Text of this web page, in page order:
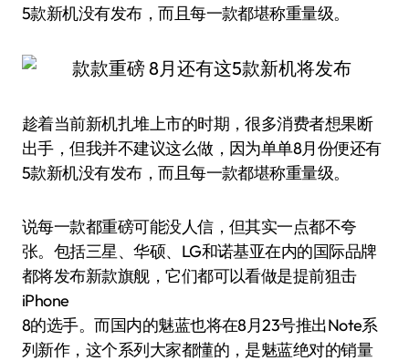
5款新机没有发布，而且每一款都堪称重量级。
趁着当前新机扎堆上市的时期，很多消费者想果断
出手，但我并不建议这么做，因为单单8月份便还有
5款新机没有发布，而且每一款都堪称重量级。
说每一款都重磅可能没人信，但其实一点都不夸
张。包括三星、华硕、LG和诺基亚在内的国际品牌
都将发布新款旗舰，它们都可以看做是提前狙击
iPhone
8的选手。而国内的魅蓝也将在8月23号推出Note系
列新作，这个系列大家都懂的，是魅蓝绝对的销量